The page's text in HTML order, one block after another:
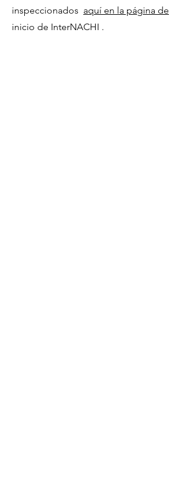
inspeccionados aquí en la página de
inicio de InterNACHI .